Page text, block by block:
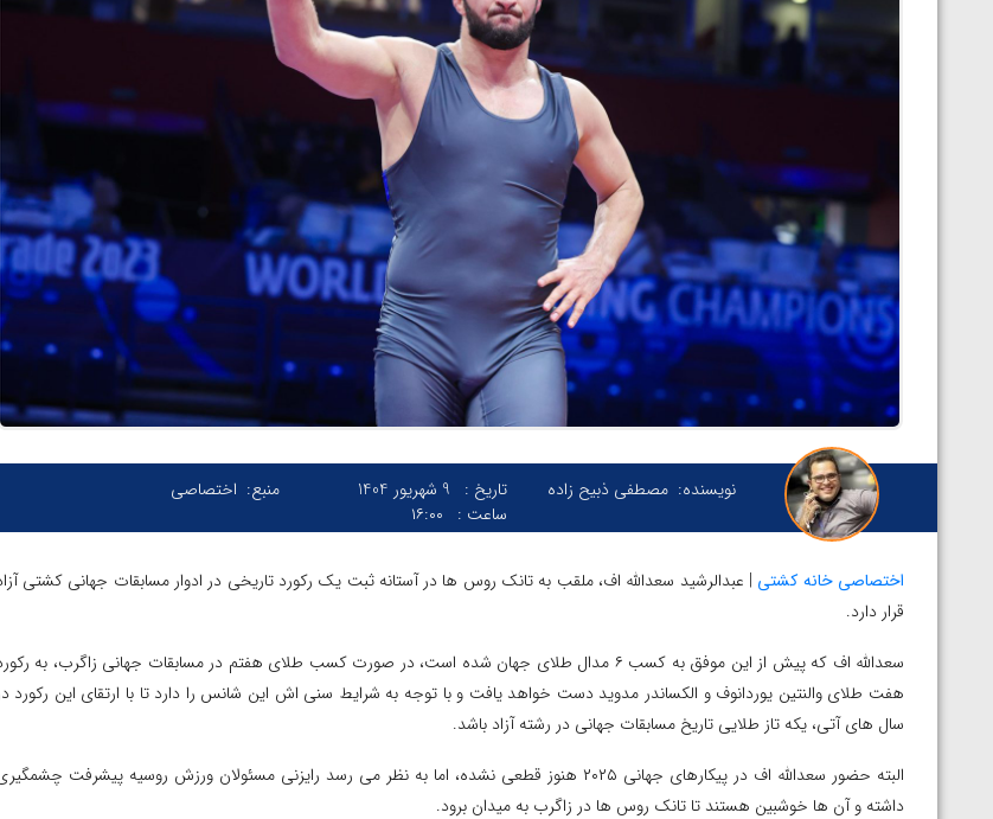
نویسنده: مصطفی ذبیح زاده تاریخ :
9 شهریور 1404
ساعت :
۱۶:۰۰
منبع: اختصاصی
اختصاصی خانه کشتی | عبدالرشید سعدالله اف، ملقب به تانک روس ها در آستانه ثبت یک رکورد تاریخی در ادوار مسابقات جهانی کشتی
قرار دارد.
سعدالله اف که پیش از این موفق به کسب ۶ مدال طلای جهان شده است، در صورت کسب طلای هفتم در مسابقات جهانی زاگرب، به
هفت طلای والنتین یوردانوف و الکساندر مدوید دست خواهد یافت و با توجه به شرایط سنی اش این شانس را دارد تا با ارتقای این رکورد
سال های آتی، یکه تاز طلایی تاریخ مسابقات جهانی در رشته آزاد باشد.
البته حضور سعدالله اف در پیکارهای جهانی ۲۰۲۵ هنوز قطعی نشده، اما به نظر می رسد رایزنی مسئولان ورزش روسیه پیشرفت
داشته و آن ها خوشبین هستند تا تانک روس ها در زاگرب به میدان برود.